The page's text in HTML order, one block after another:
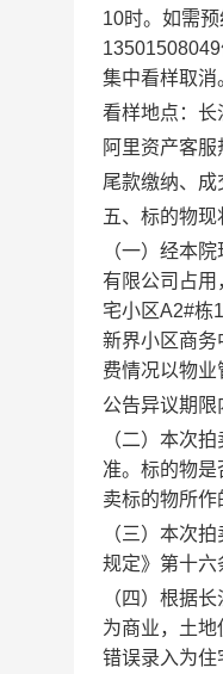
10时。如需
13501508049
集中看样取消
看样地点：长
阿里资产客服
尾款缴纳、成
五、标的物现
（一）经本
有限公司占用
宅小区A2#栋
新界小区商务
费情况以物业
公告异议期限
（二）本次
准。标的物
卖标的物所作
（三）本次
规定》第十六
（四）根据
为商业，土地
错误录入为住